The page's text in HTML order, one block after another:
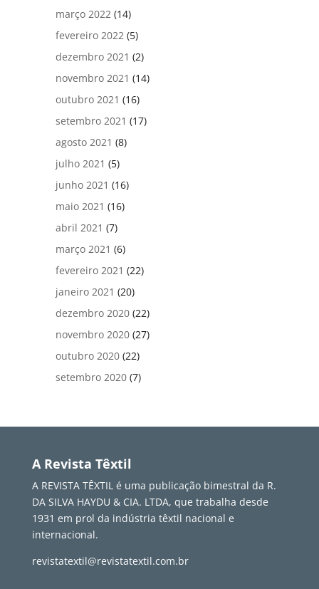
março 2022 (14)
fevereiro 2022 (5)
dezembro 2021 (2)
novembro 2021 (14)
outubro 2021 (16)
setembro 2021 (17)
agosto 2021 (8)
julho 2021 (5)
junho 2021 (16)
maio 2021 (16)
abril 2021 (7)
março 2021 (6)
fevereiro 2021 (22)
janeiro 2021 (20)
dezembro 2020 (22)
novembro 2020 (27)
outubro 2020 (22)
setembro 2020 (7)
A Revista Têxtil
A REVISTA TÊXTIL é uma publicação bimestral da R.
DA SILVA HAYDU & CIA. LTDA, que trabalha desde
1931 em prol da indústria têxtil nacional e
internacional.
revistatextil@revistatextil.com.br